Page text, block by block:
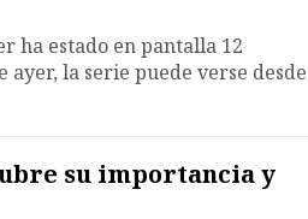
ha estado en pantalla 12
ayer, la serie puede verse desde
su importancia y